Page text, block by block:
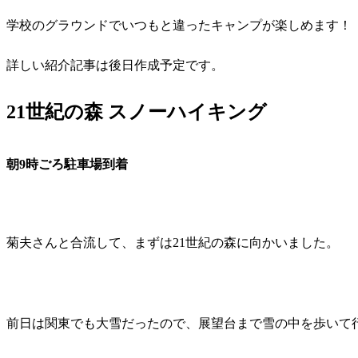
学校のグラウンドでいつもと違ったキャンプが楽しめます！
詳しい紹介記事は後日作成予定です。
21世紀の森 スノーハイキング
朝9時ごろ駐車場到着
菊夫さんと合流して、まずは21世紀の森に向かいました。
前日は関東でも大雪だったので、展望台まで雪の中を歩いて